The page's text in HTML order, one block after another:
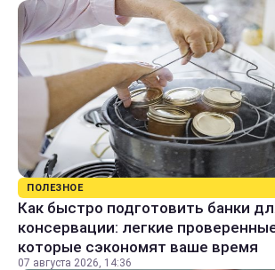
ПОЛЕЗНОЕ
Как быстро подготовить банки
консервации: легкие
которые сэкономят ваше время
07 августа 2026, 14:36